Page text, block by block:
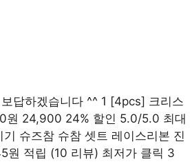
답하겠습니다 ^^ 1 [4pcs] 크리스
원 24,900 24% 할인 5.0/5.0 최대
슈즈참 슈참 셋트 레이스리본 진
적립 (10 리뷰) 최저가 클릭 3